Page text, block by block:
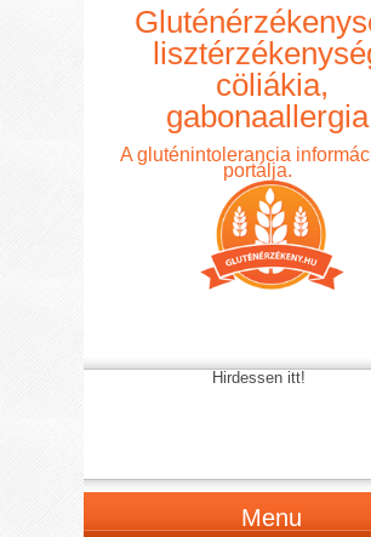
cöliákia,
A gluténintolerancia
portálja.
Hirdessen itt!
Menu